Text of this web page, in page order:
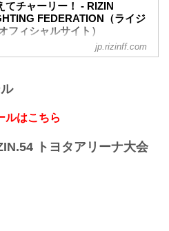
てチャーリー！ - RIZIN
FEDERATION（ライジ
フィシャルサイト）
技観戦 初心者の雷美（らいみ）が、
がら“これを読めば格闘技観戦がもっ
ていく企画、それが「教えてチャー
jp.rizinff.com
ルはこちら
トヨタアリーナ大会